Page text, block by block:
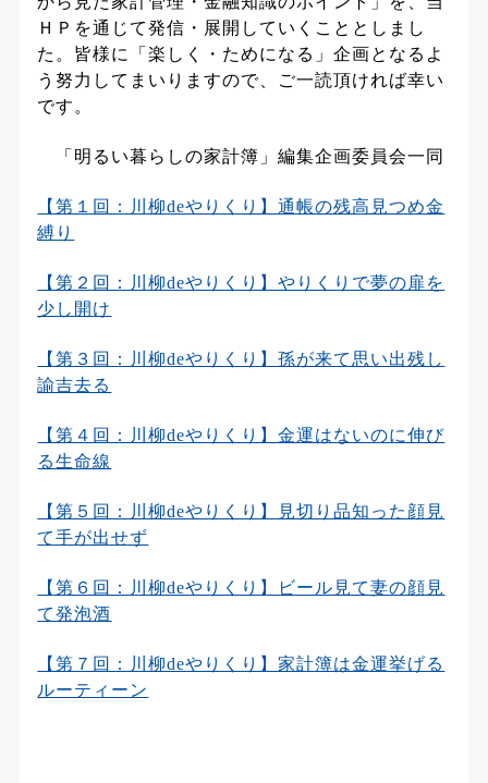
ＨＰを通じて発信・展開していくこととしまし
た。皆様に「楽しく・ためになる」企画となるよ
う努力してまいりますので、ご一読頂ければ幸い
です。
「 明るい暮らしの家計簿」編集企画委員会一同
【第１回：川柳deやりくり】通帳の残高見つめ金
縛り
【第２回：川柳deやりくり】やりくりで夢の扉を
少し開け
【第３回：川柳deやりくり】孫が来て思い出残し
諭吉去る
【第４回：川柳deやりくり】金運はないのに伸び
る生命線
【第５回：川柳deやりくり】見切り品知った顔見
て手が出せず
【第６回：川柳deやりくり】ビール見て妻の顔見
て発泡酒
【第７回：川柳deやりくり】家計簿は金運挙げる
ルーティーン